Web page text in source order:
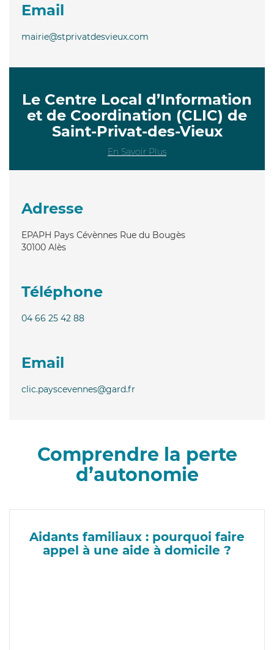
Email
mairie@stprivatdesvieux.com
Le Centre Local d’Information
et de Coordination (CLIC) de
Saint-Privat-des-Vieux
En Savoir Plus
Adresse
EPAPH Pays Cévènnes Rue du Bougès
30100 Alès
Téléphone
04 66 25 42 88
Email
clic.payscevennes@gard.fr
Comprendre la perte
d’autonomie
Aidants familiaux : pourquoi faire
appel à une aide à domicile ?